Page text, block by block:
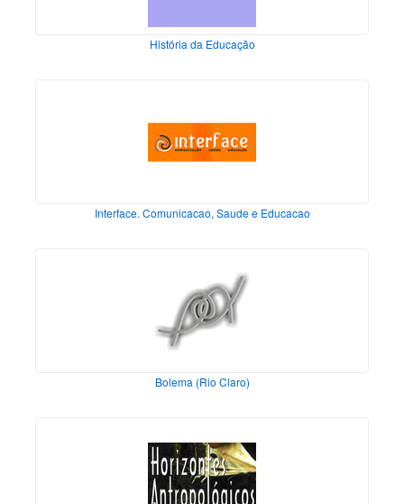
História da Educação
Interface. Comunicacao, Saude e Educacao
Bolema (Rio Claro)